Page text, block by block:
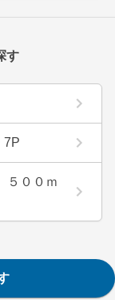
す
7P
００ｍ